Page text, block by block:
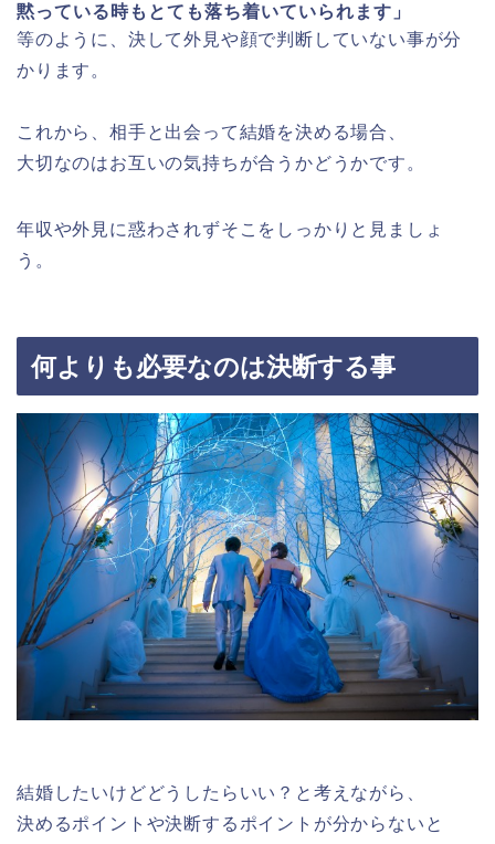
黙っている時もとても落ち着いていられます」
等のように、決して外見や顔で判断していない事が分
かります。
これから、相手と出会って結婚を決める場合、
大切なのはお互いの気持ちが合うかどうかです。
年収や外見に惑わされずそこをしっかりと見ましょ
う。
何よりも必要なのは決断する事
結婚したいけどどうしたらいい？と考えながら、
決めるポイントや決断するポイントが分からないと